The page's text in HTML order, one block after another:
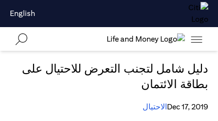
English
دليل شامل لتجنب التعرض للاحتيال على
بطاقة الائتمان
Dec 17, 2019الاحتيال